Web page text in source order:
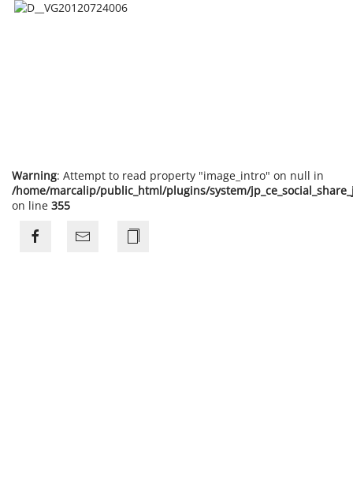
Warning: Attempt to read property "image_intro" on null in
/home/marcalip/public_html/plugins/system/
on line 355